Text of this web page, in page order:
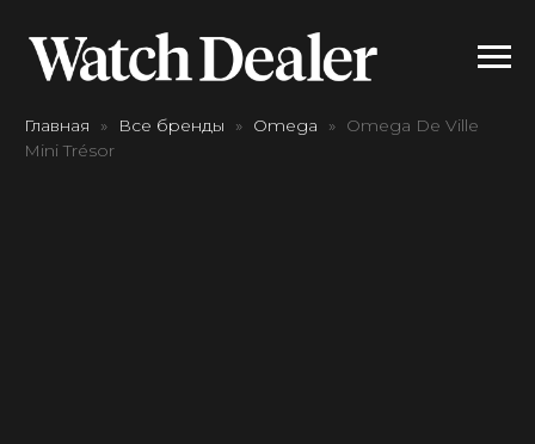
Главная Все бренды Omega
Omega De Ville
Mini Trésor